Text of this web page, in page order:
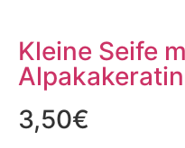
Kleine Seife
Alpakakeratin
3,50€